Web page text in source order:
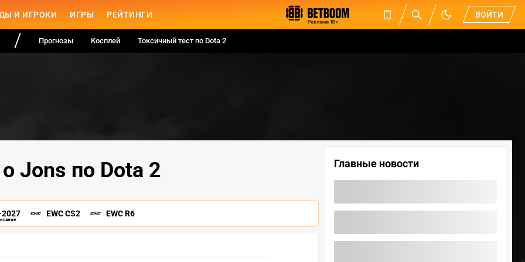
И ИГРОКИ ИГРЫ РЕЙТИНГИ ВОЙТИ
Прогнозы Косплей Токсичный тест по Dota 2
Jons по Dota 2
EWC CS2 EWC R6
Главные новости